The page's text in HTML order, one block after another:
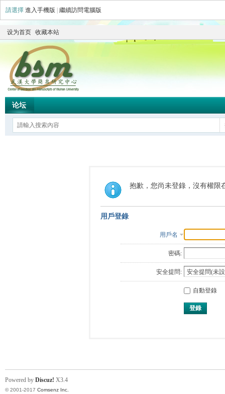
請選擇 進入手機版 繼續訪問電腦版
设为首页 收藏本站
论坛
抱歉，您尚未登錄，沒有權限
用戶登錄
用戶名
密碼:
安全提問:
自動登錄
登錄
Powered by Discuz! X3.4
© 2001-2017 Comsenz Inc.